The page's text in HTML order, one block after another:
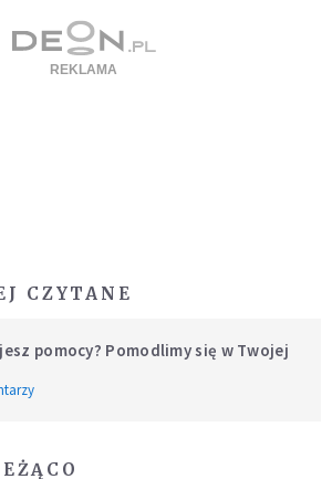
CZYTANE
pomocy? Pomodlimy się w Twojej